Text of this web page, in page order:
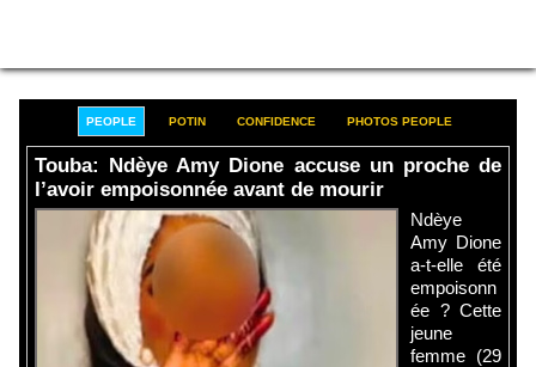
PEOPLE POTIN CONFIDENCE PHOTOS PEOPLE
Touba: Ndèye Amy Dione accuse un proche de
l’avoir empoisonnée avant de mourir
Ndèye
Amy Dione
a-t-elle été
empoisonn
ée ? Cette
jeune
femme (29